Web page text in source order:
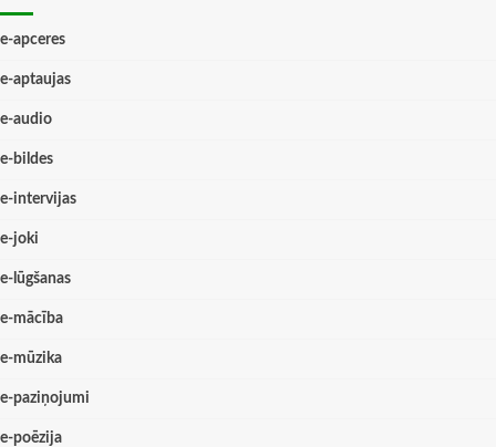
e-apceres
e-aptaujas
e-audio
e-bildes
e-intervijas
e-joki
e-lūgšanas
e-mācība
e-mūzika
e-paziņojumi
e-poēzija